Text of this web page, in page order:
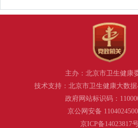
主办：北京市卫生健康
技术支持：北京市卫生健康大数
政府网站标识码：
京公网安备
京ICP备14023817